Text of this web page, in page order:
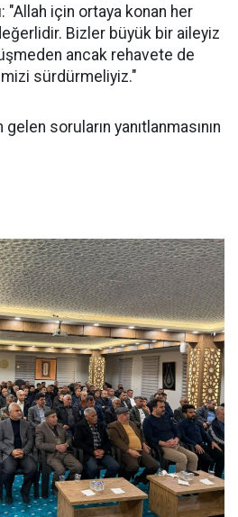
"Allah için ortaya konan her
Bizler büyük bir aileyiz
ancak rehavete de
sürdürmeliyiz."
soruların yanıtlanmasının